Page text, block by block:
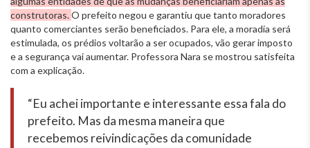
construtoras.O prefeito negou e garantiu que tanto moradores
quanto comerciantes serão beneficiados. Para ele, a moradia será
estimulada, os prédios voltarão a ser ocupados, vão gerar imposto
e a segurança vai aumentar. Professora Nara se mostrou satisfeita
com a explicação.
“Eu achei importante e interessante essa fala do
prefeito. Mas da mesma maneira que
recebemos reivindicações da comunidade